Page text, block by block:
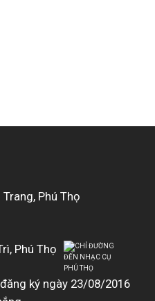
Phú Thọ
Phú Thọ
ký ngày 23/08/2016